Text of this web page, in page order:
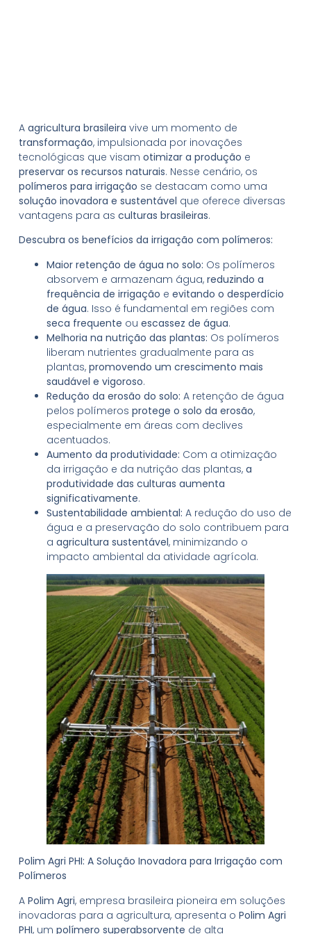
A agricultura brasileira vive um momento de
transformação, impulsionada por inovações
tecnológicas que visam otimizar a produção e
preservar os recursos naturais. Nesse cenário, os
polímeros para irrigação se destacam como uma
solução inovadora e sustentável que oferece diversas
vantagens para as culturas brasileiras.
Descubra os benefícios da irrigação com polímeros:
Maior retenção de água no solo: Os polímeros
absorvem e armazenam água, reduzindo a
frequência de irrigação e evitando o desperdício
de água. Isso é fundamental em regiões com
seca frequente ou escassez de água.
Melhoria na nutrição das plantas: Os polímeros
liberam nutrientes gradualmente para as
plantas, promovendo um crescimento mais
saudável e vigoroso.
Redução da erosão do solo: A retenção de água
pelos polímeros protege o solo da erosão,
especialmente em áreas com declives
acentuados.
Aumento da produtividade: Com a otimização
da irrigação e da nutrição das plantas, a
produtividade das culturas aumenta
significativamente.
Sustentabilidade ambiental: A redução do uso de
água e a preservação do solo contribuem para
a agricultura sustentável, minimizando o
impacto ambiental da atividade agrícola.
Polim Agri PHI: A Solução Inovadora para Irrigação com
Polímeros
A Polim Agri, empresa brasileira pioneira em soluções
inovadoras para a agricultura, apresenta o Polim Agri
PHI, um polímero superabsorvente de alta